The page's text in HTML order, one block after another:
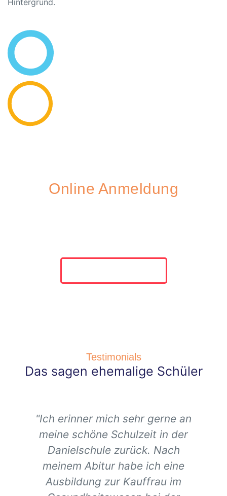
Online Anmeldung
Testimonials
Das sagen ehemalige Schüler
"Ich erinner mich sehr gerne an
meine schöne Schulzeit in der
Danielschule zurück. Nach
meinem Abitur habe ich eine
Ausbildung zur Kauffrau im